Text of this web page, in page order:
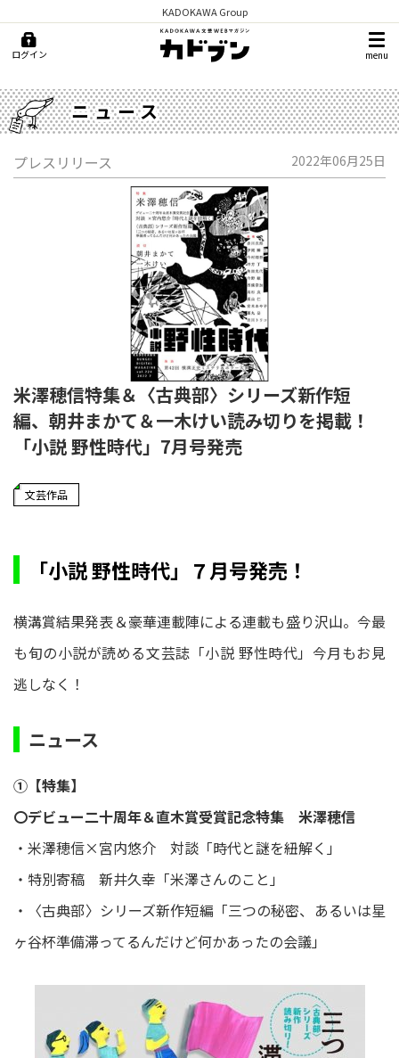
KADOKAWA Group
ログイン menu
ニュース
プレスリリース 2022年06月25日
米澤穂信特集＆〈古典部〉シリーズ新作短
編、朝井まかて＆一木けい読み切りを掲載！
「小説 野性時代」7月号発売
文芸作品
「小説 野性時代」７月号発売！
横溝賞結果発表＆豪華連載陣による連載も盛り沢山。今最
も旬の小説が読める文芸誌「小説 野性時代」今月もお見
逃しなく！
ニュース
①【特集】
〇デビュー二十周年＆直木賞受賞記念特集 米澤穂信
・米澤穂信×宮内悠介 対談「時代と謎を紐解く」
・特別寄稿 新井久幸「米澤さんのこと」
・〈古典部〉シリーズ新作短編「三つの秘密、あるいは星
ヶ谷杯準備滞ってるんだけど何かあったの会議」